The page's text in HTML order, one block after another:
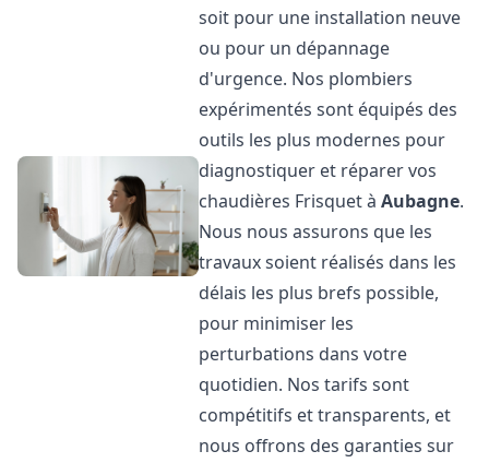
soit pour une installation neuve
ou pour un dépannage
d'urgence. Nos plombiers
expérimentés sont équipés des
outils les plus modernes pour
diagnostiquer et réparer vos
chaudières Frisquet àAubagne.
Nous nous assurons que les
travaux soient réalisés dans les
délais les plus brefs possible,
pour minimiser les
perturbations dans votre
quotidien. Nos tarifs sont
compétitifs et transparents, et
nous offrons des garanties sur